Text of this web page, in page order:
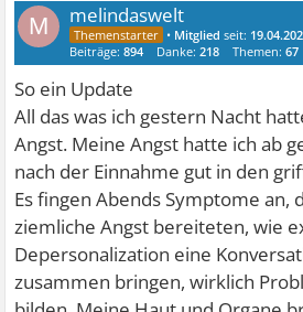
M melindaswelt
• Mitglied seit:
Beiträge:894 Danke:218 Themen:67
So ein Update
All das was ich gestern Nacht
Angst. Meine Angst hatte ich ab
nach der Einnahme gut in den
Es fingen Abends Symptome an,
ziemliche Angst bereiteten, wie
Depersonalization eine
zusammen bringen, wirklich